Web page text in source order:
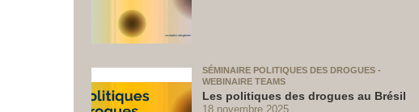
SÉMINAIRE POLITIQUES DES DROGUES -
WEBINAIRE TEAMS
Les politiques des drogues au Brésil
18 novembre 2025